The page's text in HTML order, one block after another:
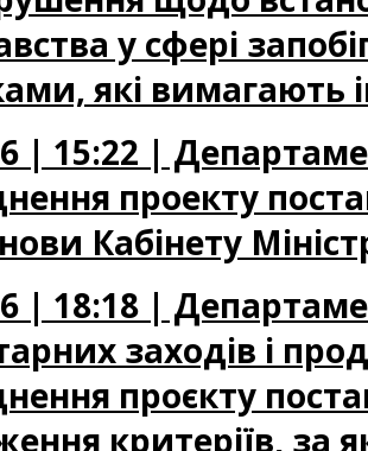
у сфері
які вимагають
| 15:22 |
проекту
Кабінету
| 18:18 |
заходів і
проєкту
критеріїв, за